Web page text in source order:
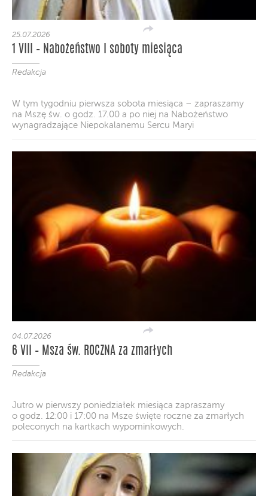
25.07.2026
1 VIII – Nabożeństwo I soboty miesiąca
Redakcja
W tym tygodniu pierwsza sobota miesiąca – zapraszamy
na Mszę św. o godz. 17.00 a po niej na Nabożeństwo
wynagradzające Niepokalanemu Sercu Maryi
04.07.2026
6 VII – Msza św. ROCZNA za zmarłych
Redakcja
Jutro w pierwszy poniedziałek miesiąca zapraszamy
o godz. 12:00 i 17:00 na Msze święte roczne za zmarłych
poleconych na kartkach wypominkowych.